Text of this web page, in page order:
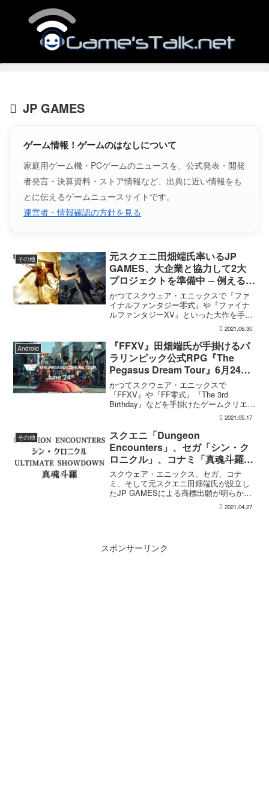
JP GAMES
ゲーム情報！ゲームのはなしについて
家庭用ゲーム機・PCゲームのニュースを、公式発表・開発
者発言・決算資料・ストア情報など、出典に近い情報をも
とに伝えるゲームニュースサイトです。
運営者・情報確認の方針を見る
その他
元スクエニ田畑端氏率いるJP
GAMES、大企業と協力して2大
プロジェクトを準備中 ─ 例えるな
ら1本目は『FF零式』の進化版、
2本目は『FFXV』の進化版とのこ
と
かつてスクウェア・エニックスで『ファ
イナルファンタジー零式』や『ファイナ
ルファンタジーXV』といった大作を手掛
けたゲームクリエイター田畑端氏。そん
な田畑氏が独立して立ち上げた新たなゲ
ーム開発スタジオJP GAMESが、現在2
本のプロジェクト...
2021.06.30
Android
『FFXV』田畑端氏が手掛けるパ
ラリンピック公式RPG『The
Pegasus Dream Tour』6月24日
全世界ローンチへ
かつてスクウェア・エニックスで
『FFXV』や『FF零式』『The 3rd
Birthday』などを手掛けたゲームクリエイ
ター田畑端氏。そんな田畑氏が代表を務
めるJP GAMES開発によるパラリンピッ
ク初の公式ゲーム『The Pegasus ...
2021.05.17
その他
スクエニ「Dungeon
Encounters」、セガ「シン・ク
ロニクル」、コナミ「真魂斗羅」
など新たな商標出願が判明
スクウェア・エニックス、セガ、コナ
ミ、そして元スクエニ田畑端氏が設立し
たJP GAMESによる商標出願が明らかと
なりました。スクウェア・エニックス -
「Dungeon Encounters」セガ - 「シン・
2021.04.27
スポンサーリンク